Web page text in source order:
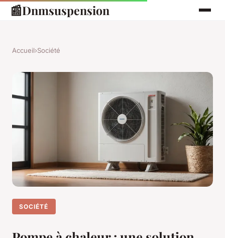
📰Dnmsuspension
Accueil›Société
SOCIÉTÉ